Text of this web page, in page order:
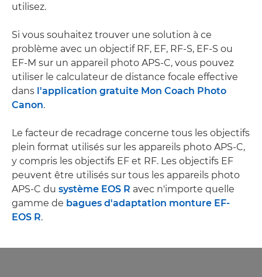
utilisez.
Si vous souhaitez trouver une solution à ce
problème avec un objectif RF, EF, RF-S, EF-S ou
EF-M sur un appareil photo APS-C, vous pouvez
utiliser le calculateur de distance focale effective
dans l'application gratuite Mon Coach Photo
Canon.
Le facteur de recadrage concerne tous les objectifs
plein format utilisés sur les appareils photo APS-C,
y compris les objectifs EF et RF. Les objectifs EF
peuvent être utilisés sur tous les appareils photo
APS-C du système EOS R avec n'importe quelle
gamme de bagues d'adaptation monture EF-
EOS R.